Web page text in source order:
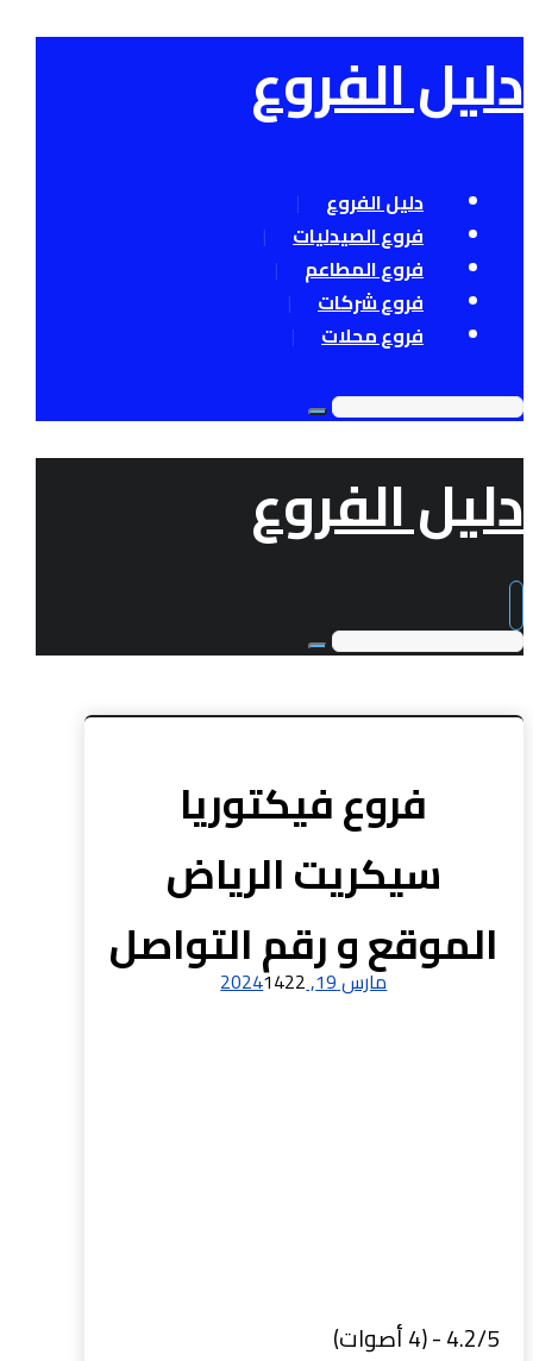
دليل الفروع
دليل الفروع
فروع الصيدليات
فروع المطاعم
فروع شركات
فروع محلات
دليل الفروع
فروع فيكتوريا
سيكريت الرياض
الموقع و رقم التواصل
مارس 19, 2024 1422
4.2/5 - (4 أصوات)